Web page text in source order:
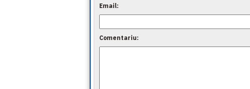
Email:
Comentariu: